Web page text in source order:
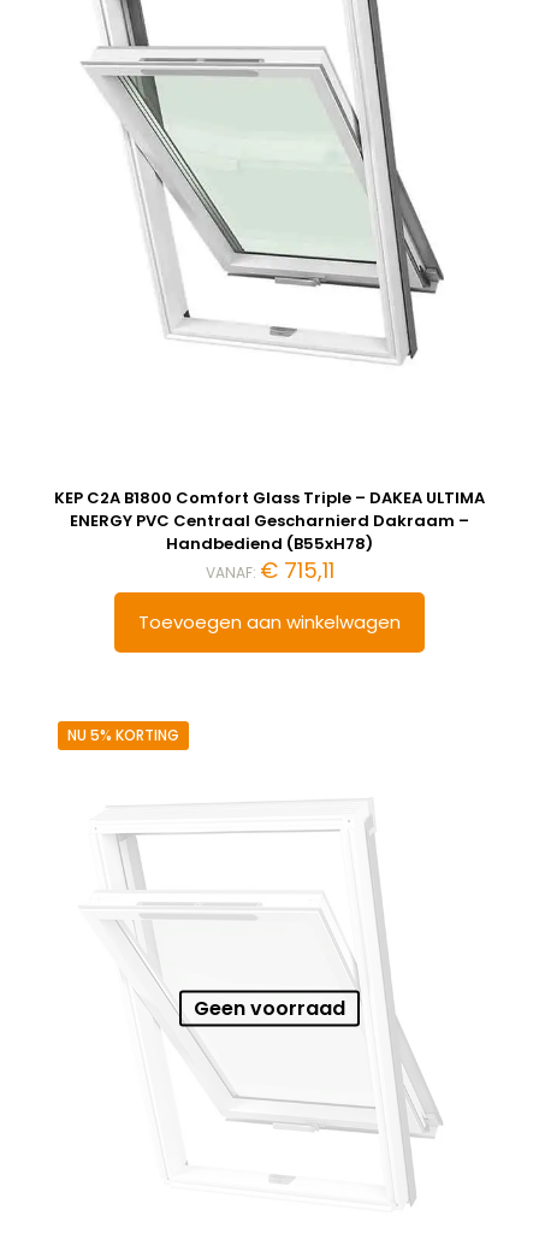
KEP C2A B1800 Comfort Glass Triple – DAKEA ULTIMA
ENERGY PVC Centraal Gescharnierd Dakraam –
Handbediend (B55xH78)
VANAF: €715,11
Toevoegen aan winkelwagen
NU 5% KORTING
Geen voorraad